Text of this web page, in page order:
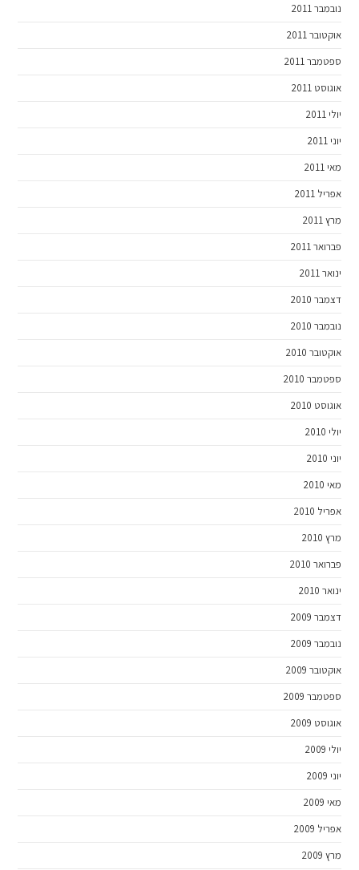
נובמבר 2011
אוקטובר 2011
ספטמבר 2011
אוגוסט 2011
יולי 2011
יוני 2011
מאי 2011
אפריל 2011
מרץ 2011
פברואר 2011
ינואר 2011
דצמבר 2010
נובמבר 2010
אוקטובר 2010
ספטמבר 2010
אוגוסט 2010
יולי 2010
יוני 2010
מאי 2010
אפריל 2010
מרץ 2010
פברואר 2010
ינואר 2010
דצמבר 2009
נובמבר 2009
אוקטובר 2009
ספטמבר 2009
אוגוסט 2009
יולי 2009
יוני 2009
מאי 2009
אפריל 2009
מרץ 2009